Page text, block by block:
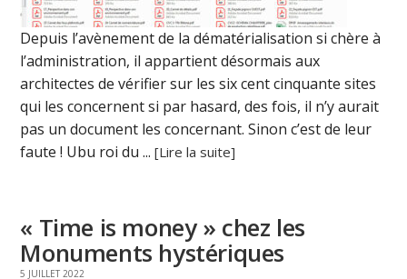
Depuis l’avènement de la dématérialisation si chère à
l’administration, il appartient désormais aux
architectes de vérifier sur les six cent cinquante sites
qui les concernent si par hasard, des fois, il n’y aurait
pas un document les concernant. Sinon c’est de leur
faute ! Ubu roi du ...[Lire la suite]
« Time is money » chez les
Monuments hystériques
5 JUILLET 2022